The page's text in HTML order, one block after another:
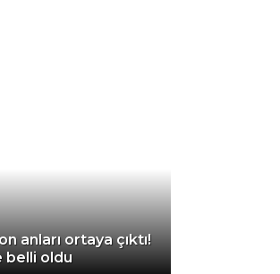
anları ortaya çıktı!
belli oldu